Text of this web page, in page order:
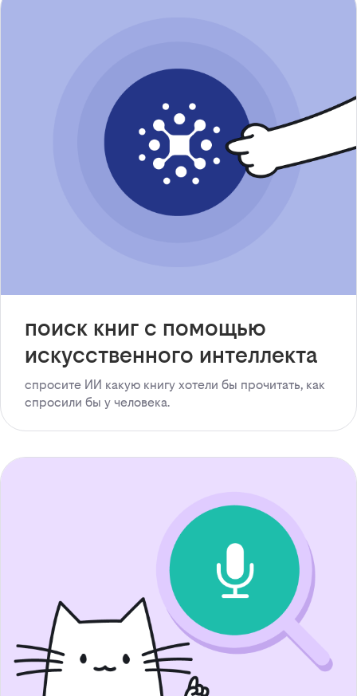
поиск книг с помощью
искусственного интеллекта
спросите ИИ какую книгу хотели бы прочитать, как
спросили бы у человека.